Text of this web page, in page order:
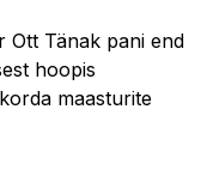
Ott Tänak pani end
hoopis
maasturite